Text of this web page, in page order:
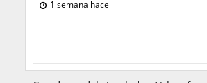
1 semana hace